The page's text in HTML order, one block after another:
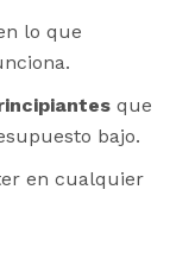
lo que
que
bajo.
en cualquier